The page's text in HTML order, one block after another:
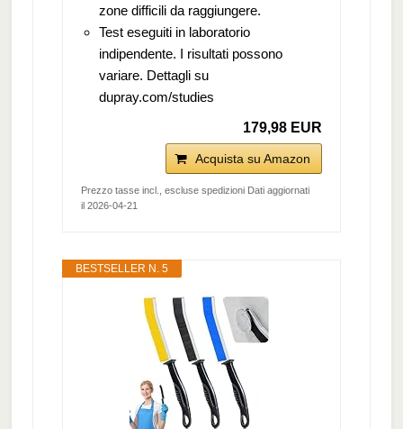
zone difficili da raggiungere.
Test eseguiti in laboratorio
indipendente. I risultati possono
variare. Dettagli su
dupray.com/studies
179,98 EUR
Acquista su Amazon
Prezzo tasse incl., escluse spedizioni Dati aggiornati
il 2026-04-21
BESTSELLER N. 5